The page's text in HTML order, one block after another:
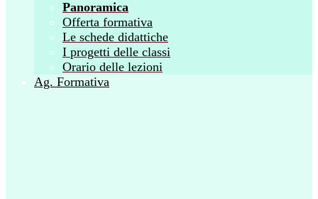
Panoramica
Offerta formativa
Le schede didattiche
I progetti delle classi
Orario delle lezioni
Ag. Formativa